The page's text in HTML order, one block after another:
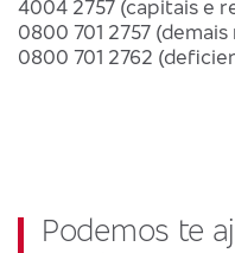
4004 2757 (capitais e
0800 701 2757
0800 701 2762
Podemos te